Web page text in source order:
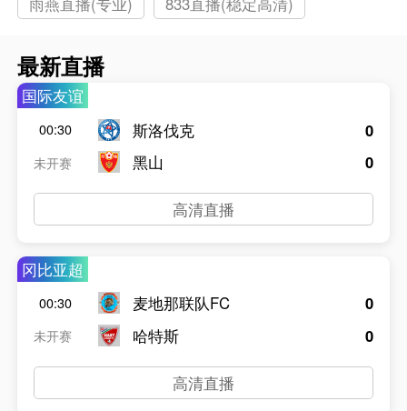
最新直播
国际友谊
00:30
未开赛
斯洛伐克
黑山
0
0
高清直播
冈比亚超
00:30
未开赛
麦地那联队FC
哈特斯
0
0
高清直播